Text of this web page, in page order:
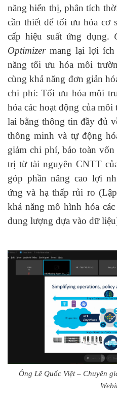
năng hiển thị, phân tích
cần thiết để tối ưu hóa cơ
cấp hiệu suất ứng dụng.
Optimizermang lại lợi ích
năng tối ưu hóa môi
cùng khả năng đơn giản
chi phí: Tối ưu hóa môi
hóa các hoạt động của
lai bằng thông tin đầy đủ
thông minh và tự động
giảm chi phí, bảo toàn
trị từ tài nguyên CNTT
góp phần nâng cao lợi
ứng và hạ thấp rủi ro
khả năng mô hình hóa
dung lượng dựa vào dữ
Ông Lê Quốc Việt – Chuyên